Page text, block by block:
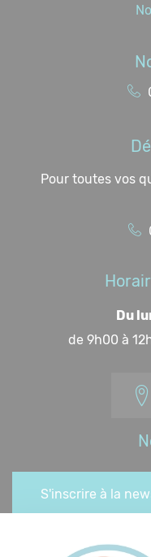
Pour toutes vos
Du
de 9h00 à
S'inscrire à la